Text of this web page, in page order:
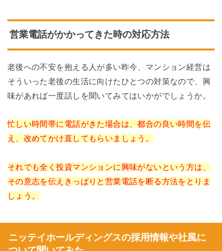
営業電話がかかってきた時の対応方法
老後への不安を抱える人が多い昨今、マンション経営は
そういった老後の生活に向けたひとつの対策なので、興
味があれば一度話しを聞いてみてはいかがでしょうか。
忙しい時間帯に電話がきた場合は、都合の良い時間を伝
え、改めてかけ直してもらいましょう。
それでも全く投資マンションに興味がないという方は、
その意志を伝えきっぱりと営業電話を断る方法をとりま
しょう。
ニッテイホールディングスの採用情報や社風に